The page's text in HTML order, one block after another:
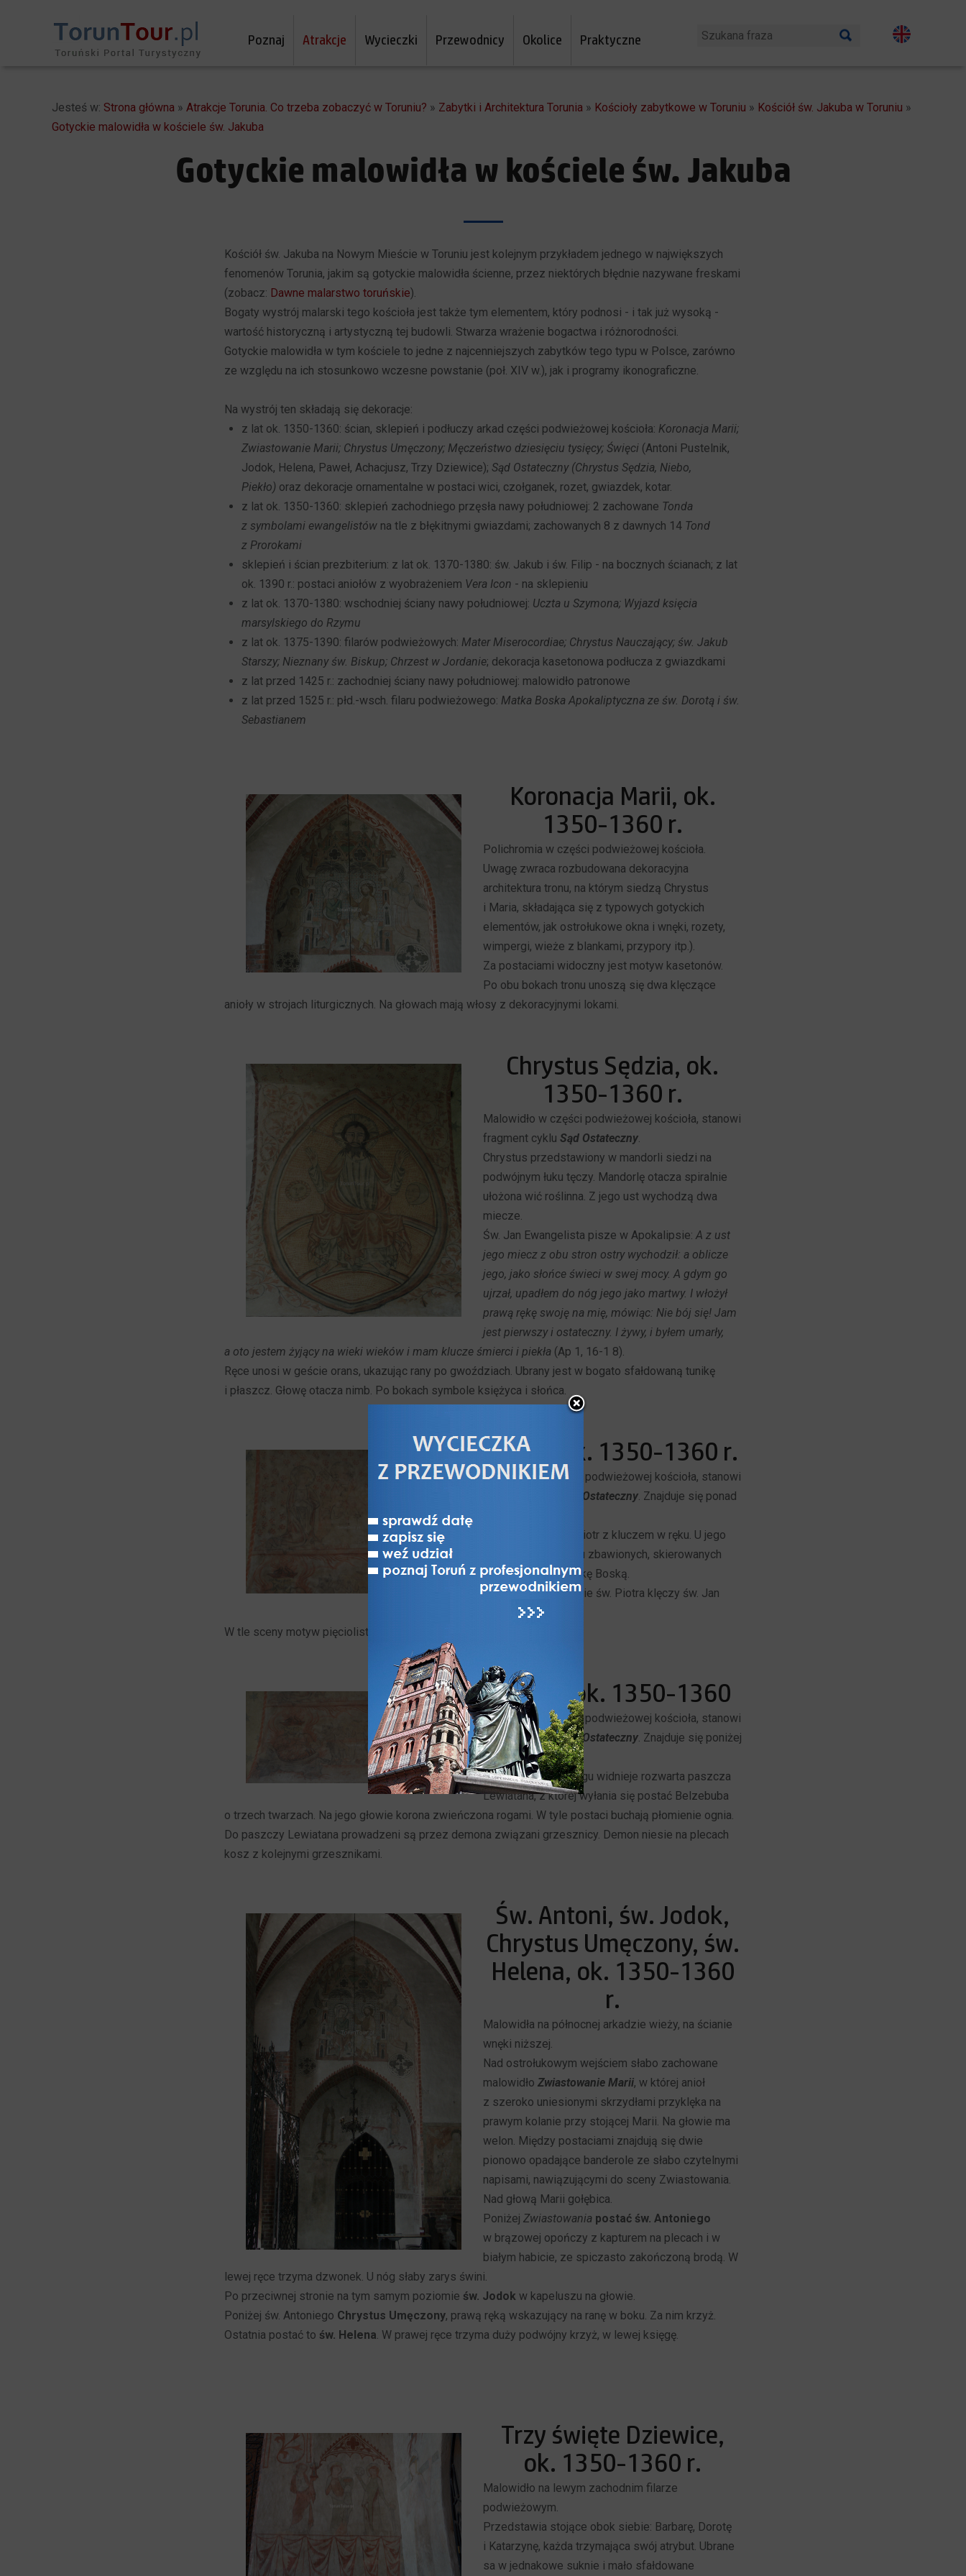
Poznaj Atrakcje Wycieczki Przewodnicy Okolice Praktyczne
Jesteś w: Strona główna » Atrakcje Torunia. Co trzeba zobaczyć w Toruniu? » Zabytki i Architektura Torunia » Kościoły zabytkowe w Toruniu » Kościół św. Jakuba w Toruniu »
Gotyckie malowidła w kościele św. Jakuba
Gotyckie malowidła w kościele św. Jakuba
Kościół św. Jakuba na Nowym Mieście w Toruniu jest kolejnym przykładem jednego w największych
fenomenów Torunia, jakim są gotyckie malowidła ścienne, przez niektórych błędnie nazywane freskami
(zobacz: Dawne malarstwo toruńskie).
Bogaty wystrój malarski tego kościoła jest także tym elementem, który podnosi - i tak już wysoką -
wartość historyczną i artystyczną tej budowli. Stwarza wrażenie bogactwa i różnorodności.
Gotyckie malowidła w tym kościele to jedne z najcenniejszych zabytków tego typu w Polsce, zarówno
ze względu na ich stosunkowo wczesne powstanie (poł. XIV w.), jak i programy ikonograficzne.
Na wystrój ten składają się dekoracje:
z lat ok. 1350-1360: ścian, sklepień i podłuczy arkad części podwieżowej kościoła: Koronacja Marii;
Zwiastowanie Marii; Chrystus Umęczony; Męczeństwo dziesięciu tysięcy; Święci (Antoni Pustelnik,
Jodok, Helena, Paweł, Achacjusz, Trzy Dziewice); Sąd Ostateczny (Chrystus Sędzia, Niebo,
Piekło) oraz dekoracje ornamentalne w postaci wici, czołganek, rozet, gwiazdek, kotar.
z lat ok. 1350-1360: sklepień zachodniego przęsła nawy południowej: 2 zachowane Tonda
z symbolami ewangelistów na tle z błękitnymi gwiazdami; zachowanych 8 z dawnych 14 Tond
z Prorokami
sklepień i ścian prezbiterium: z lat ok. 1370-1380: św. Jakub i św. Filip - na bocznych ścianach; z lat
ok. 1390 r.: postaci aniołów z wyobrażeniem Vera Icon - na sklepieniu
z lat ok. 1370-1380: wschodniej ściany nawy południowej: Uczta u Szymona; Wyjazd księcia
marsylskiego do Rzymu
z lat ok. 1375-1390: filarów podwieżowych: Mater Miserocordiae; Chrystus Nauczający; św. Jakub
Starszy; Nieznany św. Biskup; Chrzest w Jordanie; dekoracja kasetonowa podłucza z gwiazdkami
z lat przed 1425 r.: zachodniej ściany nawy południowej: malowidło patronowe
z lat przed 1525 r.: płd.-wsch. filaru podwieżowego: Matka Boska Apokaliptyczna ze św. Dorotą i św.
Sebastianem
Koronacja Marii, ok.
1350-1360 r.
Polichromia w części podwieżowej kościoła.
Uwagę zwraca rozbudowana dekoracyjna
architektura tronu, na którym siedzą Chrystus
i Maria, składająca się z typowych gotyckich
elementów, jak ostrołukowe okna i wnęki, rozety,
wimpergi, wieże z blankami, przypory itp.).
Za postaciami widoczny jest motyw kasetonów.
Po obu bokach tronu unoszą się dwa klęczące
anioły w strojach liturgicznych. Na głowach mają włosy z dekoracyjnymi lokami.
Chrystus Sędzia, ok.
1350-1360 r.
Malowidło w części podwieżowej kościoła, stanowi
fragment cyklu Sąd Ostateczny.
Chrystus przedstawiony w mandorli siedzi na
podwójnym łuku tęczy. Mandorlę otacza spiralnie
ułożona wić roślinna. Z jego ust wychodzą dwa
miecze.
Św. Jan Ewangelista pisze w Apokalipsie: A z ust
jego miecz z obu stron ostry wychodził: a oblicze
jego, jako słońce świeci w swej mocy. A gdym go
ujrzał, upadłem do nóg jego jako martwy. I włożył
prawą rękę swoję na mię, mówiąc: Nie bój się! Jam
jest pierwszy i ostateczny. I żywy, i byłem umarły,
a oto jestem żyjący na wieki wieków i mam klucze śmierci i piekła (Ap 1, 16-1 8).
Ręce unosi w geście orans, ukazując rany po gwoździach. Ubrany jest w bogato sfałdowaną tunikę
i płaszcz. Głowę otacza nimb. Po bokach symbole księżyca i słońca.
Niebo, ok. 1350-1360 r.
Malowidło w części podwieżowej kościoła, stanowi
Sąd Ostateczny. Znajduje się ponad
Pośrodku stoi św. Piotr z kluczem w ręku. U jego
stóp grupka sześciu zbawionych, skierowanych
i patrzących na Matkę Boską.
Po przeciwnej stronie św. Piotra klęczy św. Jan
Ewangelista.
W tle sceny motyw pięciolistnych kwiatków.
Piekło, ok. 1350-1360
Malowidło w części podwieżowej kościoła, stanowi
fragment cykluSąd Ostateczny. Znajduje się poniżej
scenyNiebo.
W dolnym lewym rogu widnieje rozwarta paszcza
Lewiatana, z której wyłania się postać Belzebuba
o trzech twarzach. Na jego głowie korona zwieńczona rogami. W tyle postaci buchają płomienie ognia.
Do paszczy Lewiatana prowadzeni są przez demona związani grzesznicy. Demon niesie na plecach
kosz z kolejnymi grzesznikami.
Św. Antoni, św. Jodok,
Chrystus Umęczony, św.
Helena, ok. 1350-1360
r.
Malowidła na północnej arkadzie wieży, na ścianie
wnęki niższej.
Nad ostrołukowym wejściem słabo zachowane
malowidło Zwiastowanie Marii, w której anioł
z szeroko uniesionymi skrzydłami przyklęka na
prawym kolanie przy stojącej Marii. Na głowie ma
welon. Między postaciami znajdują się dwie
pionowo opadające banderole ze słabo czytelnymi
napisami, nawiązującymi do sceny Zwiastowania.
Nad głową Marii gołębica.
Poniżej Zwiastowania postać św. Antoniego
w brązowej opończy z kapturem na plecach i w
białym habicie, ze spiczasto zakończoną brodą. W
lewej ręce trzyma dzwonek. U nóg słaby zarys świni.
Po przeciwnej stronie na tym samym poziomie św. Jodok w kapeluszu na głowie.
Poniżej św. Antoniego Chrystus Umęczony, prawą ręką wskazujący na ranę w boku. Za nim krzyż.
Ostatnia postać to św. Helena. W prawej ręce trzyma duży podwójny krzyż, w lewej księgę.
Trzy święte Dziewice,
ok. 1350-1360 r.
Malowidło na lewym zachodnim filarze
podwieżowym.
Przedstawia stojące obok siebie: Barbarę, Dorotę
i Katarzynę, każda trzymająca swój atrybut. Ubrane
sa w jednakowe suknie i mało sfałdowane